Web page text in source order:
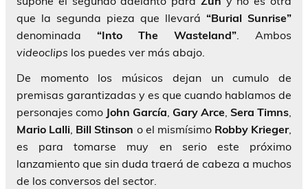
que la segunda pieza que llevará “Burial Sunrise”
denominada “Into The Wasteland”. Ambos
videoclips los puedes ver más abajo.
De momento los músicos dejan un cumulo de
premisas garantizadas y es que cuando hablamos de
personajes como John García, Gary Arce, Sera Timns,
Mario Lalli, Bill Stinson o el mismísimo Robby Krieger,
es para tomarse muy en serio este próximo
lanzamiento que sin duda traerá de cabeza a muchos
de los conversos del sector.